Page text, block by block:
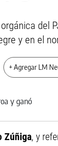
del
y en el
+ Agregar LM
Zúñiga, y